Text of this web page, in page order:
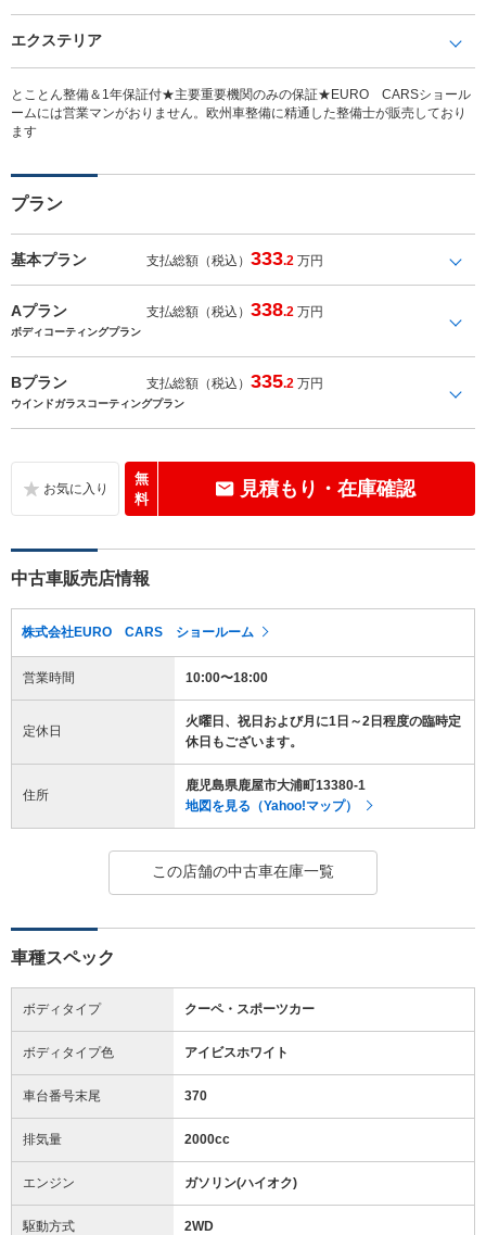
エクステリア
とことん整備＆1年保証付★主要重要機関のみの保証★EURO CARSショール
ームには営業マンがおりません。欧州車整備に精通した整備士が販売しており
ます
プラン
基本プラン 支払総額（税込）333.2 万円
Aプラン 支払総額（税込）338.2 万円
ボディコーティングプラン
Bプラン 支払総額（税込）335.2 万円
ウインドガラスコーティングプラン
無
料
見積もり・在庫確認
中古車販売店情報
株式会社EURO CARS ショールーム
営業時間 10:00〜18:00
定休日
火曜日、祝日および月に1日～2日程度の臨時定
休日もございます。
住所
鹿児島県鹿屋市大浦町13380-1
地図を見る（Yahoo!マップ）
この店舗の中古車在庫一覧
車種スペック
ボディタイプ クーペ・スポーツカー
ボディタイプ色 アイビスホワイト
車台番号末尾 370
排気量 2000cc
エンジン ガソリン(ハイオク)
駆動方式 2WD